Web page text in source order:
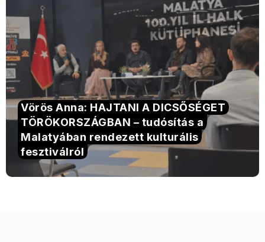
Vörös Anna: HAJTANI A DICSŐSÉGET
TÖRÖKORSZÁGBAN – tudósítás a
Malatyában rendezett kulturális
fesztiválról